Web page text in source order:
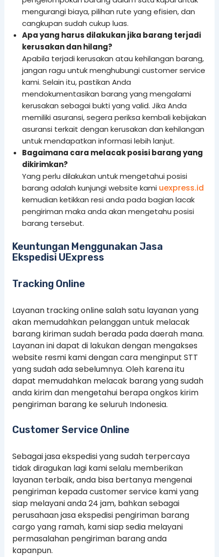
mengurangi biaya, pilihan rute yang efisien, dan
cangkupan sudah cukup luas.
Apa yang harus dilakukan jika barang terjadi
kerusakan dan hilang?
Apabila terjadi kerusakan atau kehilangan barang,
jangan ragu untuk menghubungi customer service
kami. Selain itu, pastikan Anda
mendokumentasikan barang yang mengalami
kerusakan sebagai bukti yang valid. Jika Anda
memiliki asuransi, segera periksa kembali kebijakan
asuransi terkait dengan kerusakan dan kehilangan
untuk mendapatkan informasi lebih lanjut.
Bagaimana cara melacak posisi barang yang
dikirimkan?
Yang perlu dilakukan untuk mengetahui posisi
barang adalah kunjungi website kami uexpress.id
kemudian ketikkan resi anda pada bagian lacak
pengiriman maka anda akan mengetahu posisi
barang tersebut.
Keuntungan Menggunakan Jasa
Ekspedisi UExpress
Tracking Online
Layanan tracking online salah satu layanan yang
akan memudahkan pelanggan untuk melacak
barang kiriman sudah berada pada daerah mana.
Layanan ini dapat di lakukan dengan mengakses
website resmi kami dengan cara menginput STT
yang sudah ada sebelumnya. Oleh karena itu
dapat memudahkan melacak barang yang sudah
anda kirim dan mengetahui berapa ongkos kirim
pengiriman barang ke seluruh Indonesia.
Customer Service Online
Sebagai jasa ekspedisi yang sudah terpercaya
tidak diragukan lagi kami selalu memberikan
layanan terbaik, anda bisa bertanya mengenai
pengiriman kepada customer service kami yang
siap melayani anda 24 jam, bahkan sebagai
perusahaan jasa ekspedisi pengiriman barang
cargo yang ramah, kami siap sedia melayani
permasalahan pengiriman barang anda
kapanpun.